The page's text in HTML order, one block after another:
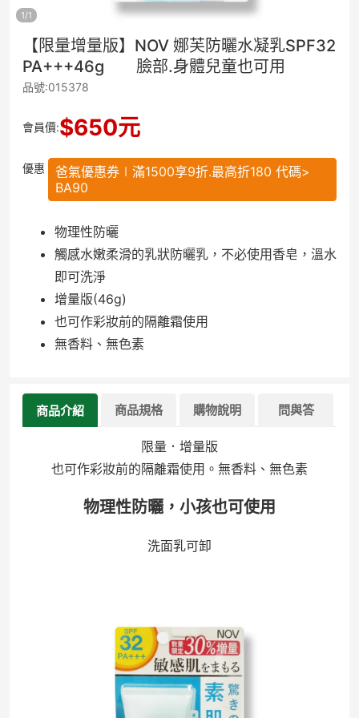
1/1
【限量增量版】NOV 娜芙防曬水凝乳SPF32
PA+++46g 臉部.身體兒童也可用
品號:015378
會員價:$650元
優惠
爸氣優惠券∣滿1500享9折.最高折180 代碼>
BA90
物理性防曬
觸感水嫩柔滑的乳狀防曬乳，不必使用香皂，溫水
即可洗淨
增量版(46g)
也可作彩妝前的隔離霜使用
無香料、無色素
商品介紹 商品規格 購物說明 問與答
限量．增量版
也可作彩妝前的隔離霜使用。無香料、無色素
物理性防曬，小孩也可使用
洗面乳可卸